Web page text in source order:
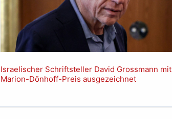
Israelischer Schriftsteller David Grossmann mit
Marion-Dönhoff-Preis ausgezeichnet